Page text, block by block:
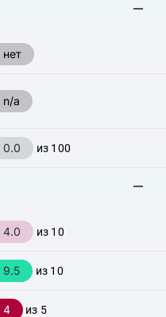
нет
n/a
0.0 из 100
4.0 из 10
9.5 из 10
4 из 5